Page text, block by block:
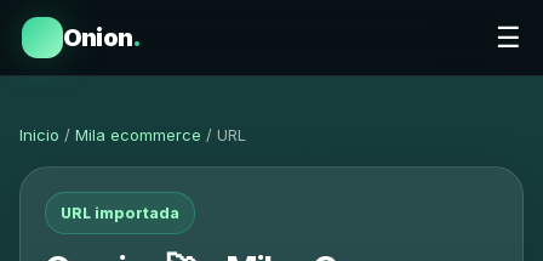
Onion. ☰
Inicio / Mila ecommerce / URL
URL importada